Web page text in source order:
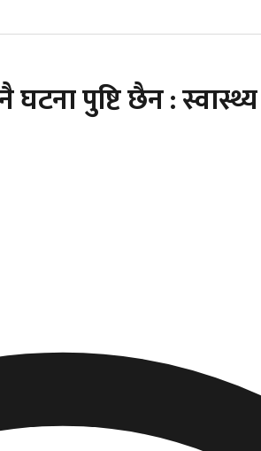
पुष्टि छैन : स्वास्थ्य